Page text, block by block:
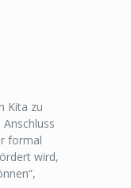
Kita zu
formal
wird,